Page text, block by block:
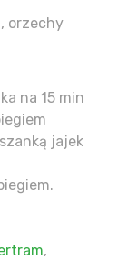
orzechy
na 15 min
jajek
,